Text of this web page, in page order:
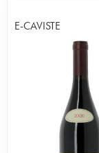
E-CAVISTE